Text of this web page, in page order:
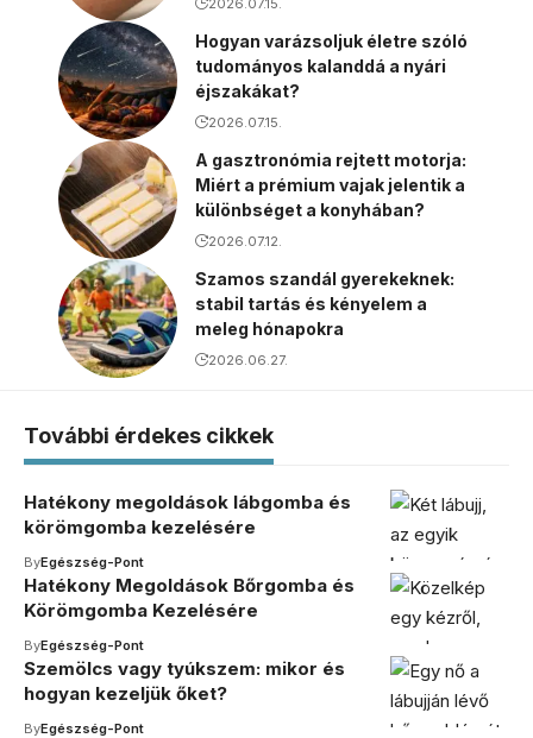
2026.07.15.
Hogyan varázsoljuk életre szóló
tudományos kalanddá a nyári
éjszakákat?
2026.07.15.
A gasztronómia rejtett motorja:
Miért a prémium vajak jelentik a
különbséget a konyhában?
2026.07.12.
Szamos szandál gyerekeknek:
stabil tartás és kényelem a
meleg hónapokra
2026.06.27.
További érdekes cikkek
Hatékony megoldások lábgomba és
körömgomba kezelésére
ByEgészség-Pont
Hatékony Megoldások Bőrgomba és
Körömgomba Kezelésére
ByEgészség-Pont
Szemölcs vagy tyúkszem: mikor és
hogyan kezeljük őket?
ByEgészség-Pont